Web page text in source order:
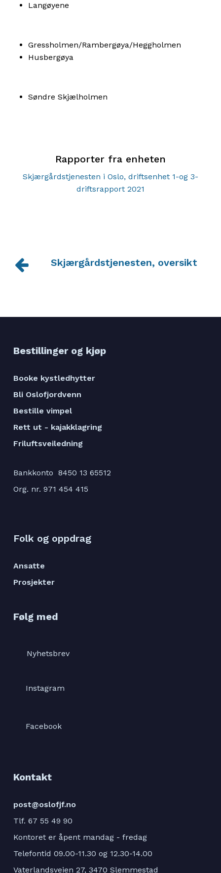
Langøyene
Gressholmen/Rambergøya/Heggholmen
Husbergøya
Søndre Skjælholmen
Rapporter fra enheten
Skjærgårdstjenesten i Oslo, driftsenhet 1-og 3-
driftsrapport 2021
Skjærgårdstjenesten, oversikt
Bestillinger og kjøp
Booke kystledhytter
Bli Oslofjordvenn
Bestille vimpel
Rett ut - kajakklagring
Friluftsveiledning
Bankkonto 8450 13 65512
Org. nr. 971 454 415
Folk og oppdrag
Ansatte
Prosjekter
Følg med
Nyhetsbrev
Instagram
Facebook
Kontakt
post@oslofjf.no
Tlf. 67 55 49 90
Kontoret er åpent mandag - fredag
Telefontid 09.00-11.30 og 12.30-14.00
Vaterlandsveien 27, 3470 Slemmestad